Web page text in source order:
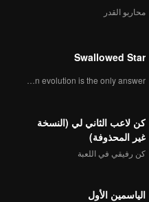
محاربو القدر
Swallowed Star
Human evolution is the only answer.
كن لاعب الثاني لي (النسخة
غير المحذوفة)
كن رفيقي في اللعبة
الياسمين الأول